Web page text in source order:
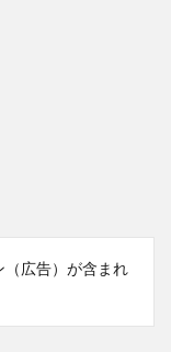
（広告）が含まれ